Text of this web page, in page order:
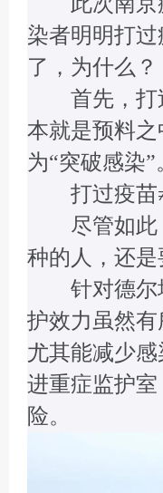
染者明明打
了，为什么？
首先，打
本就是预料
为“突破感染”
打过疫苗
尽管如此
种的人，还是
针对德尔
护效力虽然有
尤其能减少感
进重症监护
险。